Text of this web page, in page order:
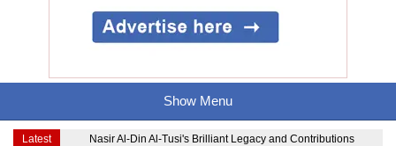
Show Menu
Latest Nasir Al-Din Al-Tusi's Brilliant Legacy and Contributions